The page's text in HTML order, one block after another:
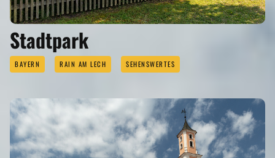
Stadtpark
BAYERN RAIN AM LECH SEHENSWERTES